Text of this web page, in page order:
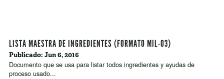
LISTA MAESTRA DE INGREDIENTES (FORMATO MIL-03)
Publicado: Jun 6, 2016
Documento que se usa para listar todos ingredientes y ayudas de
proceso usado...